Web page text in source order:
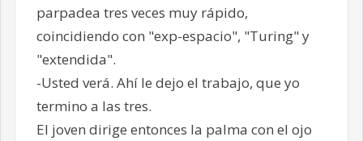
parpadea tres veces muy rápido,
coincidiendo con "exp-espacio", "Turing" y
"extendida".
-Usted verá. Ahí le dejo el trabajo, que yo
termino a las tres.
El joven dirige entonces la palma con el ojo